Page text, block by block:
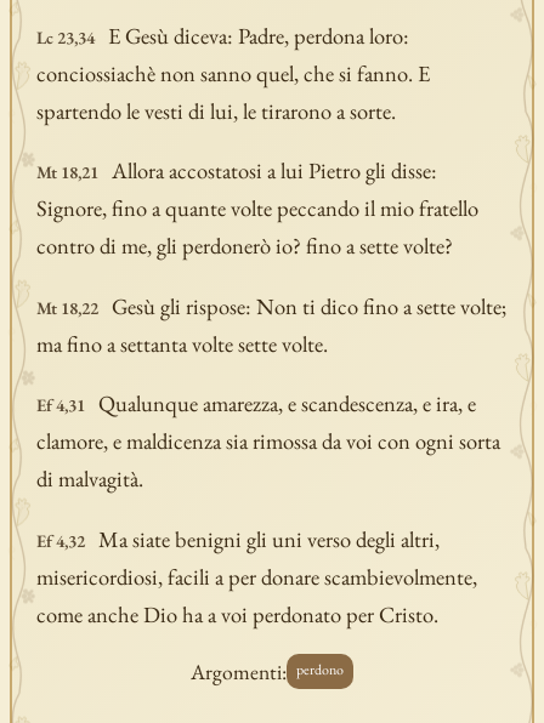
Lc 23,34
E Gesù diceva: Padre, perdona loro:
conciossiachè non sanno quel, che si fanno. E
spartendo le vesti di lui, le tirarono a sorte.
Mt 18,21
Allora accostatosi a lui Pietro gli disse:
Signore, fino a quante volte peccando il mio fratello
contro di me, gli perdonerò io? fino a sette volte?
Mt 18,22
Gesù gli rispose: Non ti dico fino a sette volte;
ma fino a settanta volte sette volte.
Ef 4,31
Qualunque amarezza, e scandescenza, e ira, e
clamore, e maldicenza sia rimossa da voi con ogni sorta
di malvagità.
Ef 4,32
Ma siate benigni gli uni verso degli altri,
misericordiosi, facili a per donare scambievolmente,
come anche Dio ha a voi perdonato per Cristo.
Argomenti: perdono